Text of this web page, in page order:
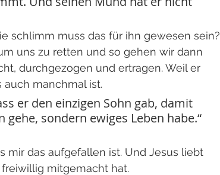
schlimm muss das für ihn gewesen sein?
uns zu retten und so gehen wir dann
durchgezogen und ertragen. Weil er
auch manchmal ist.
er den einzigen Sohn gab, damit
sondern ewiges Leben habe.“
mir das aufgefallen ist. Und Jesus liebt
freiwillig mitgemacht hat.